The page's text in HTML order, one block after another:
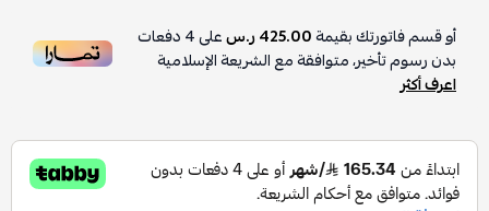
أو قسم فاتورتك بقيمة425.00 ر.س على4دفعات
بدون رسوم تأخير، متوافقة مع الشريعة الإسلامية
اعرف أكثر